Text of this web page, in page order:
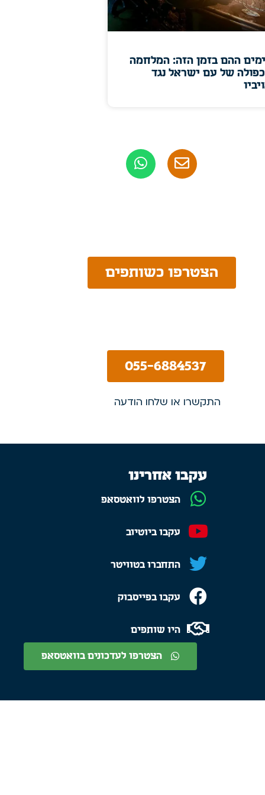
ההם בזמן הזה: המלחמה
של עם ישראל נגד
הצטרפו כשותפים
055-6884537
התקשרו או שלחו הודעה
עקבו אחרינו
הצטרפו לוואטסאפ
עקבו ביוטיוב
התחברו בטוויטר
עקבו בפייסבוק
היו שותפים
הצטרפו לעדכונים בוואטסאפ